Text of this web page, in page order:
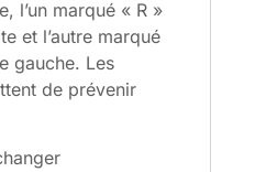
l’un marqué « R »
et l’autre marqué
gauche. Les
de prévenir